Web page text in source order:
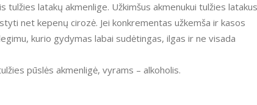
tulžies latakų akmenlige. Užkimšus akmenukui tulžies
net kepenų cirozė. Jei konkrementas užkemša ir kasos
kurio gydymas labai sudėtingas, ilgas ir ne visada
pūslės akmenligė, vyrams – alkoholis.